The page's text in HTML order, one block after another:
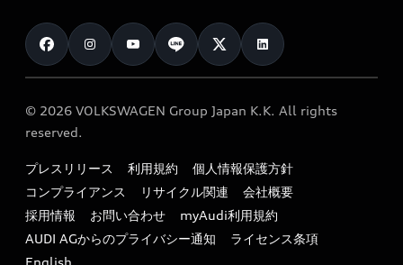
カタログ一覧
車検 / 定期点検
e-tronアフターサポート
myAudi
クオリティ
保証
メンテナンス
ファイナンス
キャンペーン / イベント
買取査定
お知らせ
オーナー様向けキャンペーン
特定整備適用車一覧
リサイクル法
よくある質問（FAQ）
© 2026 VOLKSWAGEN Group Japan K.K. All rights
reserved.
プレスリリース 利用規約
個人情報保護方針
コンプライアンス
リサイクル関連
会社概要
採用情報
お問い合わせ
myAudi利用規約
AUDI AGからのプライバシー通知
ライセンス条項
English